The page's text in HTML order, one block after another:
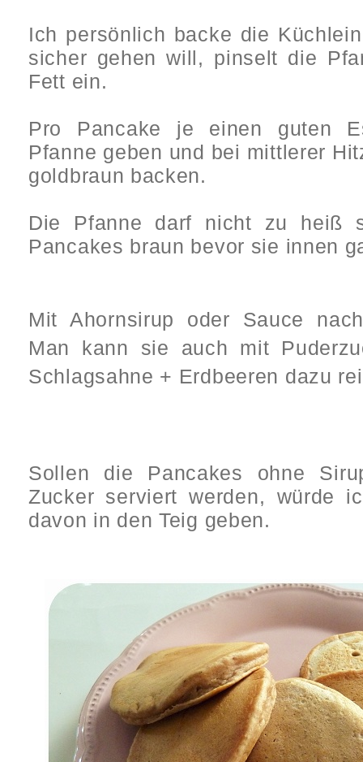
Ich persönlich backe die
sicher gehen will, pinselt die
Fett ein.
Pro Pancake je einen guten
Pfanne geben und bei mittlerer
goldbraun backen.
Die Pfanne darf nicht zu heiß
Pancakes braun bevor sie innen
Mit Ahornsirup oder Sauce
Man kann sie auch mit
Schlagsahne + Erdbeeren dazu
Sollen die Pancakes ohne
Zucker serviert werden, würde
davon in den Teig geben.